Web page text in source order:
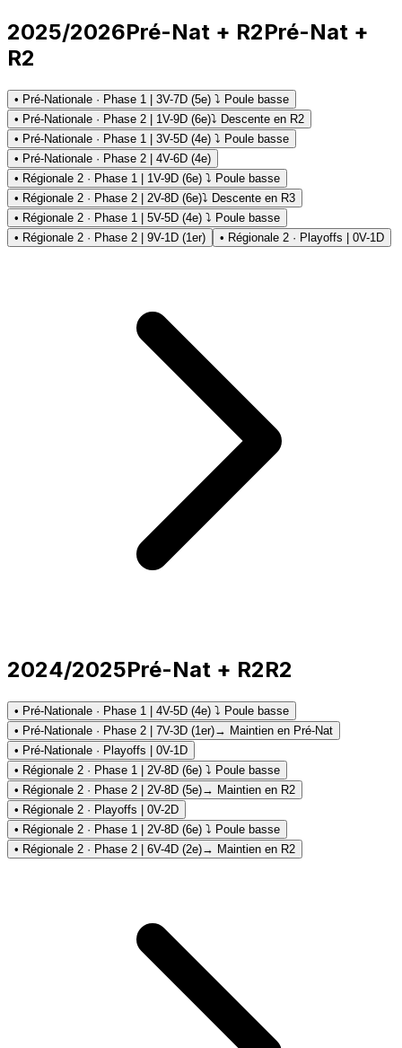
2025/2026Pré-Nat + R2Pré-Nat +
R2
• Pré-Nationale · Phase 1 | 3V-7D (5e) ⤵ Poule basse
• Pré-Nationale · Phase 2 | 1V-9D (6e)⤵ Descente en R2
• Pré-Nationale · Phase 1 | 3V-5D (4e) ⤵ Poule basse
• Pré-Nationale · Phase 2 | 4V-6D (4e)
• Régionale 2 · Phase 1 | 1V-9D (6e) ⤵ Poule basse
• Régionale 2 · Phase 2 | 2V-8D (6e)⤵ Descente en R3
• Régionale 2 · Phase 1 | 5V-5D (4e) ⤵ Poule basse
• Régionale 2 · Phase 2 | 9V-1D (1er)
• Régionale 2 · Playoffs | 0V-1D
2024/2025Pré-Nat + R2R2
• Pré-Nationale · Phase 1 | 4V-5D (4e) ⤵ Poule basse
• Pré-Nationale · Phase 2 | 7V-3D (1er)→ Maintien en Pré-Nat
• Pré-Nationale · Playoffs | 0V-1D
• Régionale 2 · Phase 1 | 2V-8D (6e) ⤵ Poule basse
• Régionale 2 · Phase 2 | 2V-8D (5e)→ Maintien en R2
• Régionale 2 · Playoffs | 0V-2D
• Régionale 2 · Phase 1 | 2V-8D (6e) ⤵ Poule basse
• Régionale 2 · Phase 2 | 6V-4D (2e)→ Maintien en R2